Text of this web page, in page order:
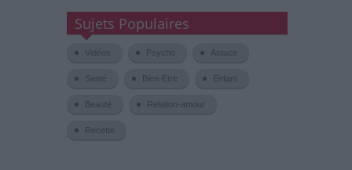
Sujets Populaires
Vidéos Psycho Astuce
Santé Bien-Etre Enfant
Beauté Relation-amour
Recette